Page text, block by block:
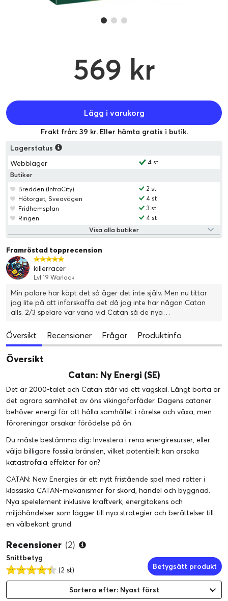
569 kr
Lägg i varukorg
Frakt från: 39 kr. Eller hämta gratis i butik.
Lagerstatus
Webblager
4 st
Butiker
Bredden (InfraCity)
2 st
Hötorget, Sveavägen
4 st
Fridhemsplan
3 st
Ringen
4 st
Visa alla butiker
Framröstad topprecension
killerracer
Lvl 19 Warlock
Min polare har köpt det så äger det inte själv. Men nu tittar
jag lite på att införskaffa det då jag inte har någon Catan
alls. 2/3 spelare var vana vid Catan så de nya
väl blivit lite varma i kläderna så gick det bra och var minst
lika kul som originalet! Det var MÅNGA beståndsdelar och det
Översikt Recensioner Frågor Produktinfo
Översikt
Catan: Ny Energi (SE)
Det är 2000-talet och Catan står vid ett vägskäl. Långt borta är
det agrara samhället av öns vikingaförfäder. Dagens cataner
behöver energi för att hålla samhället i rörelse och växa, men
föroreningar orsakar förödelse på ön.
Du måste bestämma dig: Investera i rena energiresurser, eller
välja billigare fossila bränslen, vilket potentiellt kan orsaka
katastrofala effekter för ön?
CATAN: New Energies är ett nytt fristående spel med rötter i
klassiska CATAN-mekanismer för skörd, handel och byggnad.
Nya spelelement inklusive kraftverk, energitokens och
miljöhändelser som lägger till nya strategier och berättelser till
en välbekant grund.
Recensioner (2)
Snittbetyg
(2 st)
Betygsätt produkt
Sortera efter: Nyast först